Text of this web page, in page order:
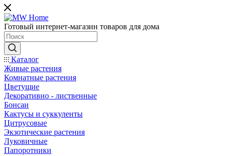
Готовый интернет-магазин товаров для дома
Каталог
Живые растения
Комнатные растения
Цветущие
Декоративно - лиственные
Бонсаи
Кактусы и суккуленты
Цитрусовые
Экзотические растения
Луковичные
Папоротники